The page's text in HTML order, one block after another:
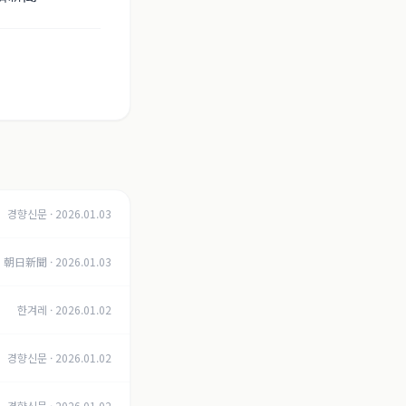
경향신문 · 2026.01.03
朝日新聞 · 2026.01.03
한겨레 · 2026.01.02
경향신문 · 2026.01.02